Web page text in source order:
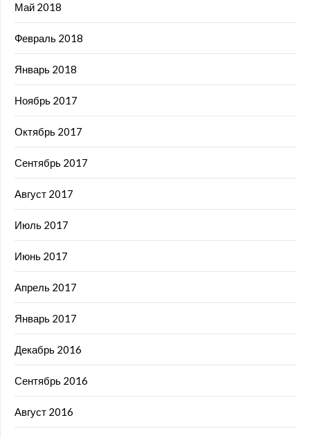
Май 2018
Февраль 2018
Январь 2018
Ноябрь 2017
Октябрь 2017
Сентябрь 2017
Август 2017
Июль 2017
Июнь 2017
Апрель 2017
Январь 2017
Декабрь 2016
Сентябрь 2016
Август 2016